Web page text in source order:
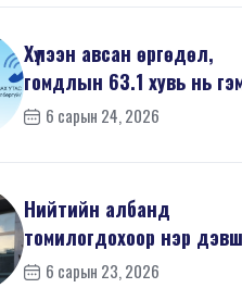
Хүлээн авсан өргөдөл,
гомдлын 63.1 хувь нь
хэргийн шинжтэй байв
6 сарын 24, 2026
Нийтийн албанд
томилогдохоор нэр
468 иргэний урьдчилсан
6 сарын 23, 2026